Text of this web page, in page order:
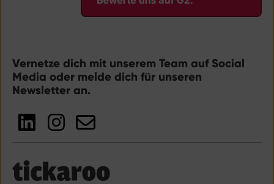
Vernetze dich mit unserem Team auf Social
Media oder melde dich für unseren
Newsletter an.